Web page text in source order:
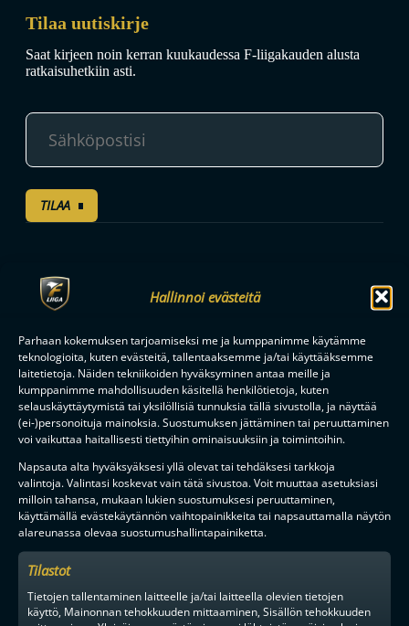
Hallinnoi evästeitä
Parhaan kokemuksen tarjoamiseksi me ja kumppanimme käytämme
teknologioita, kuten evästeitä, tallentaaksemme ja/tai käyttääksemme
laitetietoja. Näiden tekniikoiden hyväksyminen antaa meille ja
kumppanimme mahdollisuuden käsitellä henkilötietoja, kuten
selauskäyttäytymistä tai yksilöllisiä tunnuksia tällä sivustolla, ja näyttää
(ei-)personoituja mainoksia. Suostumuksen jättäminen tai peruuttaminen
voi vaikuttaa haitallisesti tiettyihin ominaisuuksiin ja toimintoihin.
Napsauta alta hyväksyäksesi yllä olevat tai tehdäksesi tarkkoja
valintoja. Valintasi koskevat vain tätä sivustoa. Voit muuttaa asetuksiasi
milloin tahansa, mukaan lukien suostumuksesi peruuttaminen,
käyttämällä evästekäytännön vaihtopainikkeita tai napsauttamalla näytön
alareunassa olevaa suostumushallintapainiketta.
Tilastot
Tietojen tallentaminen laitteelle ja/tai laitteella olevien tietojen
käyttö, Mainonnan tehokkuuden mittaaminen, Sisällön tehokkuuden
Tilaa uutiskirje
Saat kirjeen noin kerran kuukaudessa F-liigakauden alusta
ratkaisuhetkiin asti.
TILAA